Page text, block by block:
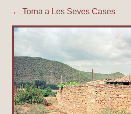
Tiurana |
← Torna a Les Seves Cases